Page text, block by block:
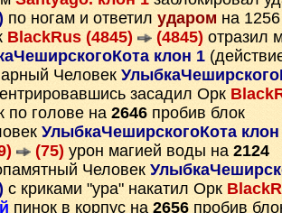
по ногам и ответил ударом на 1256
BlackRus (4845) (4845) отразил
клон 1
Человек
засадил Орк
по голове на 2646 пробив блок
УлыбкаЧеширскогоКота клон
(75) урон магией воды на 2124
Человек
с криками "ура" накатил Орк
пинок в корпус на 2656 пробив